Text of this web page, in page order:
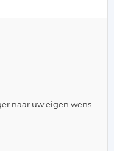
naar uw eigen wens